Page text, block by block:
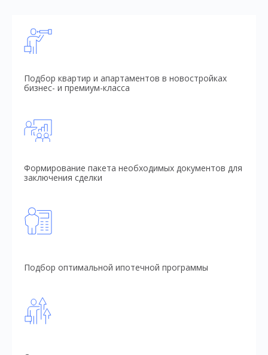
Подбор квартир и апартаментов в новостройках
бизнес- и премиум-класса
Формирование пакета необходимых документов для
заключения сделки
Подбор оптимальной ипотечной программы